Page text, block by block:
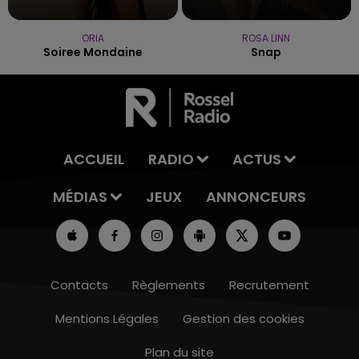
ORIA
Soiree Mondaine
ROSA LINN
Snap
ACCUEIL RADIO
ACTUS
MÉDIAS
JEUX ANNONCEURS
Contacts Règlements
Recrutement
Mentions Légales
Gestion des cookies
Plan du site